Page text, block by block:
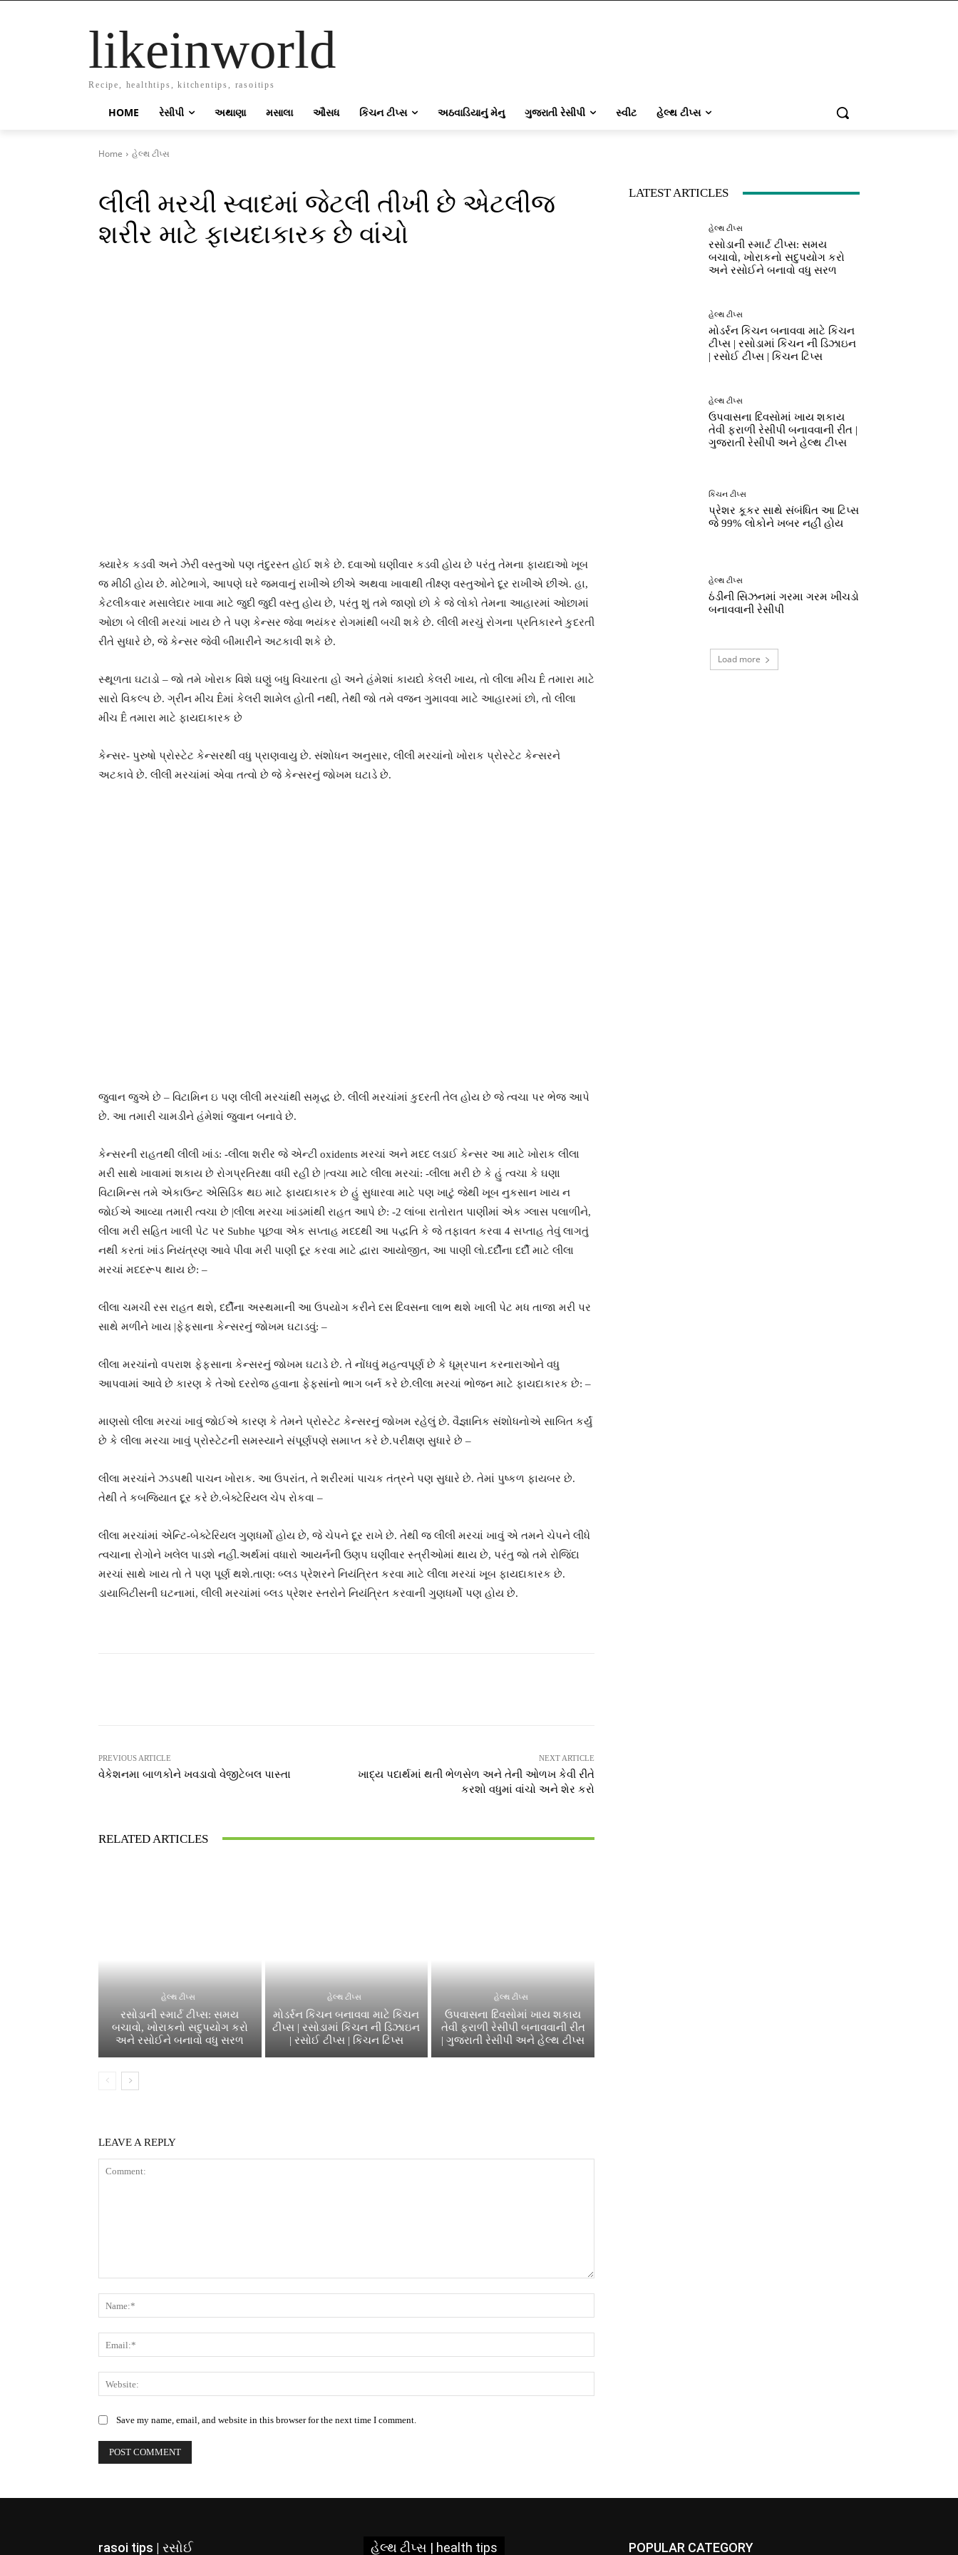
likeinworld
Recipe, healthtips, kitchentips, rasoitips
HOME રેસીપી અથાણા મસાલા ઔસધ કિચન ટીપ્સ અઠવાડિયાનું મેનુ ગુજરાતી રેસીપી સ્વીટ હેલ્થ ટીપ્સ
Home હેલ્થ ટીપ્સ
લીલી મરચી સ્વાદમાં જેટલી તીખી છે એટલીજ
શરીર માટે ફાયદાકારક છે વાંચો
ક્યારેક કડવી અને ઝેરી વસ્તુઓ પણ તંદુરસ્ત હોઈ શકે છે. દવાઓ ઘણીવાર કડવી હોય છે પરંતુ તેમના ફાયદાઓ ખૂબ
જ મીઠી હોય છે. મોટેભાગે, આપણે ઘરે જમવાનું રાખીએ છીએ અથવા ખાવાથી તીક્ષ્ણ વસ્તુઓને દૂર રાખીએ છીએ. હા,
કેટલીકવાર મસાલેદાર ખાવા માટે જુદી જુદી વસ્તુ હોય છે, પરંતુ શું તમે જાણો છો કે જે લોકો તેમના આહારમાં ઓછામાં
ઓછા બે લીલી મરચાં ખાય છે તે પણ કેન્સર જેવા ભયંકર રોગમાંથી બચી શકે છે. લીલી મરચું રોગના પ્રતિકારને કુદરતી
રીતે સુધારે છે, જે કેન્સર જેવી બીમારીને અટકાવી શકે છે.
સ્થૂળતા ઘટાડો – જો તમે ખોરાક વિશે ઘણું બધુ વિચારતા હો અને હંમેશાં કાયદો કેલરી ખાય, તો લીલા મીચ Ê તમારા માટે
સારો વિકલ્પ છે. ગ્રીન મીચ Êમાં કેલરી શામેલ હોતી નથી, તેથી જો તમે વજન ગુમાવવા માટે આહારમાં છો, તો લીલા
મીચ Ê તમારા માટે ફાયદાકારક છે
કેન્સર- પુરુષો પ્રોસ્ટેટ કેન્સરથી વધુ પ્રાણવાયુ છે. સંશોધન અનુસાર, લીલી મરચાંનો ખોરાક પ્રોસ્ટેટ કેન્સરને
અટકાવે છે. લીલી મરચાંમાં એવા તત્વો છે જે કેન્સરનું જોખમ ઘટાડે છે.
જુવાન જુએ છે – વિટામિન ઇ પણ લીલી મરચાંથી સમૃદ્ધ છે. લીલી મરચાંમાં કુદરતી તેલ હોય છે જે ત્વચા પર ભેજ આપે
છે. આ તમારી ચામડીને હંમેશાં જુવાન બનાવે છે.
કેન્સરની રાહતથી લીલી ખાંડ: -લીલા શરીર જે એન્ટી oxidents મરચાં અને મદદ લડાઈ કેન્સર આ માટે ખોરાક લીલા
મરી સાથે ખાવામાં શકાય છે રોગપ્રતિરક્ષા વધી રહી છે |ત્વચા માટે લીલા મરચાં: -લીલા મરી છે કે હું ત્વચા કે ઘણા
વિટામિન્સ તમે એકાઉન્ટ એસિડિક થઇ માટે ફાયદાકારક છે હું સુધારવા માટે પણ ખાટું જેથી ખૂબ નુકસાન ખાય ન
જોઈએ આવ્યા તમારી ત્વચા છે |લીલા મરચા ખાંડમાંથી રાહત આપે છે: -2 લાંબા રાતોરાત પાણીમાં એક ગ્લાસ પલાળીને,
લીલા મરી સહિત ખાલી પેટ પર Subhe પૂછવા એક સપ્તાહ મદદથી આ પદ્ધતિ કે જે તફાવત કરવા 4 સપ્તાહ તેવું લાગતું
નથી કરતાં ખાંડ નિયંત્રણ આવે પીવા મરી પાણી દૂર કરવા માટે દ્વારા આયોજીત, આ પાણી લો.દર્દીના દર્દી માટે લીલા
મરચાં મદદરૂપ થાય છે: –
લીલા ચમચી રસ રાહત થશે, દર્દીના અસ્થમાની આ ઉપયોગ કરીને દસ દિવસના લાભ થશે ખાલી પેટ મધ તાજા મરી પર
સાથે મળીને ખાય |ફેફસાના કેન્સરનું જોખમ ઘટાડવું: –
લીલા મરચાંનો વપરાશ ફેફસાના કેન્સરનું જોખમ ઘટાડે છે. તે નોંધવું મહત્વપૂર્ણ છે કે ધૂમ્રપાન કરનારાઓને વધુ
આપવામાં આવે છે કારણ કે તેઓ દરરોજ હવાના ફેફસાંનો ભાગ બર્ન કરે છે.લીલા મરચાં ભોજન માટે ફાયદાકારક છે: –
માણસો લીલા મરચાં ખાવું જોઈએ કારણ કે તેમને પ્રોસ્ટેટ કેન્સરનું જોખમ રહેલું છે. વૈજ્ઞાનિક સંશોધનોએ સાબિત કર્યું
છે કે લીલા મરચા ખાવું પ્રોસ્ટેટની સમસ્યાને સંપૂર્ણપણે સમાપ્ત કરે છે.પરીક્ષણ સુધારે છે –
લીલા મરચાંને ઝડપથી પાચન ખોરાક. આ ઉપરાંત, તે શરીરમાં પાચક તંત્રને પણ સુધારે છે. તેમાં પુષ્કળ ફાયબર છે.
તેથી તે કબજિયાત દૂર કરે છે.બેક્ટેરિયલ ચેપ રોકવા –
લીલા મરચાંમાં એન્ટિ-બેક્ટેરિયલ ગુણધર્મો હોય છે, જે ચેપને દૂર રાખે છે. તેથી જ લીલી મરચાં ખાવું એ તમને ચેપને લીધે
ત્વચાના રોગોને ખલેલ પાડશે નહીં.અર્થમાં વધારો આયર્નની ઉણપ ઘણીવાર સ્ત્રીઓમાં થાય છે, પરંતુ જો તમે રોજિંદા
મરચાં સાથે ખાય તો તે પણ પૂર્ણ થશે.તાણ: બ્લડ પ્રેશરને નિયંત્રિત કરવા માટે લીલા મરચાં ખૂબ ફાયદાકારક છે.
ડાયાબિટીસની ઘટનામાં, લીલી મરચાંમાં બ્લડ પ્રેશર સ્તરોને નિયંત્રિત કરવાની ગુણધર્મો પણ હોય છે.
PREVIOUS ARTICLE
વેકેશનમા બાળકોને ખવડાવો વેજીટેબલ પાસ્તા
NEXT ARTICLE
ખાદ્ય પદાર્થમાં થતી ભેળસેળ અને તેની ઓળખ કેવી રીતે
કરશો વધુમાં વાંચો અને શેર કરો
RELATED ARTICLES
હેલ્થ ટીપ્સ
રસોડાની સ્માર્ટ ટીપ્સ: સમય
બચાવો, ખોરાકનો સદુપયોગ કરો
અને રસોઈને બનાવો વધુ સરળ
હેલ્થ ટીપ્સ
મોડર્રન કિચન બનાવવા માટે કિચન
ટીપ્સ | રસોડામાં કિચન ની ડિઝાઇન
| રસોઈ ટીપ્સ | કિચન ટિપ્સ
હેલ્થ ટીપ્સ
ઉપવાસના દિવસોમાં ખાય શકાય
તેવી ફરાળી રેસીપી બનાવવાની રીત
| ગુજરાતી રેસીપી અને હેલ્થ ટીપ્સ
LEAVE A REPLY
Save my name, email, and website in this browser for the next time I comment.
LATEST ARTICLES
હેલ્થ ટીપ્સ
રસોડાની સ્માર્ટ ટીપ્સ: સમય
બચાવો, ખોરાકનો સદુપયોગ કરો
અને રસોઈને બનાવો વધુ સરળ
હેલ્થ ટીપ્સ
મોડર્રન કિચન બનાવવા માટે કિચન
ટીપ્સ | રસોડામાં કિચન ની ડિઝાઇન
| રસોઈ ટીપ્સ | કિચન ટિપ્સ
હેલ્થ ટીપ્સ
ઉપવાસના દિવસોમાં ખાય શકાય
તેવી ફરાળી રેસીપી બનાવવાની રીત |
ગુજરાતી રેસીપી અને હેલ્થ ટીપ્સ
કિચન ટીપ્સ
પ્રેશર કૂકર સાથે સંબંધિત આ ટિપ્સ
જે 99% લોકોને ખબર નહીં હોય
હેલ્થ ટીપ્સ
ઠંડીની સિઝનમાં ગરમા ગરમ ખીચડો
બનાવવાની રેસીપી
Load more
rasoi tips | રસોઈ હેલ્થ ટીપ્સ | health tips POPULAR CATEGORY